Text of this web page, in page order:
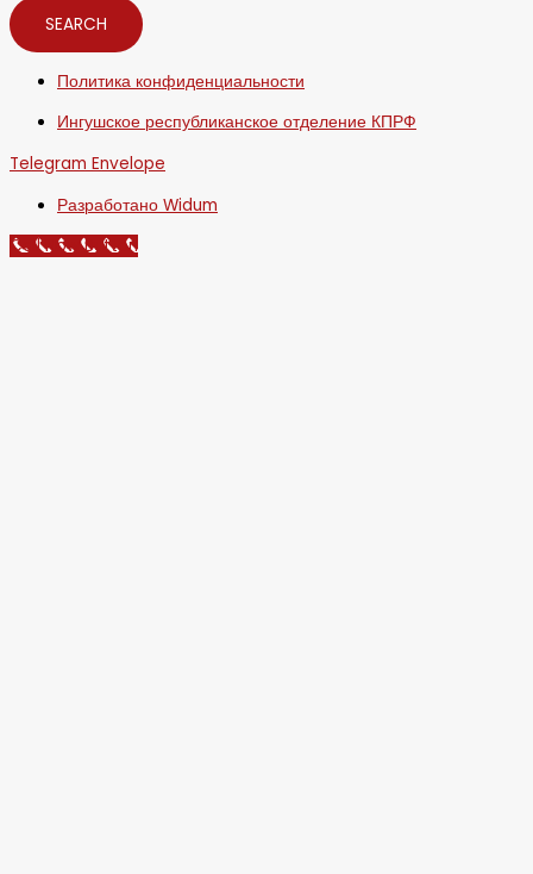
SEARCH
Политика конфиденциальности
Ингушское республиканское отделение КПРФ
Telegram Envelope
Разработано Widum
Call Now Button